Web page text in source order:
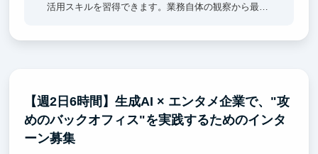
活用スキルを習得できます。業務自体の観察から最適
加や日常的な意思決定プロセスを間近で学べます。大
手企業では経験できないスピード感で、クライアント
の課題発見から解決策の企画・実装まで一気通貫で担
【週2日6時間】生成AI × エンタメ企業で、"攻
めのバックオフィス"を実践するためのインタ
ーン募集